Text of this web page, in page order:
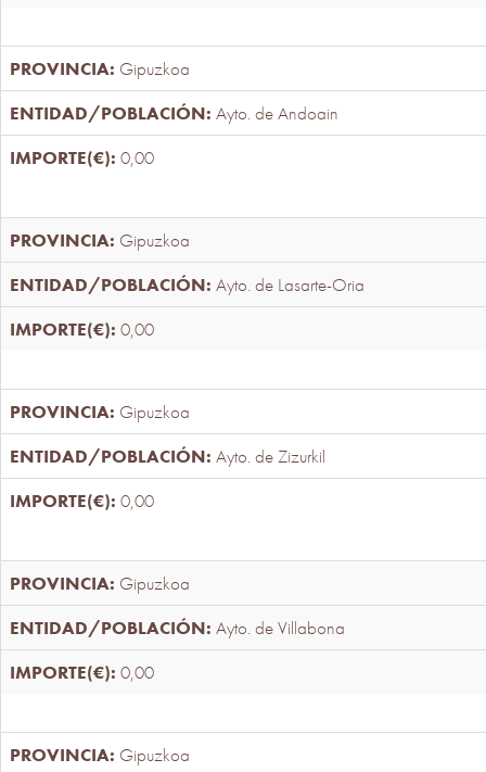
Gipuzkoa
Ayto. de Andoain
0,00
Gipuzkoa
Ayto. de Lasarte-Oria
0,00
Gipuzkoa
Ayto. de Zizurkil
0,00
Gipuzkoa
Ayto. de Villabona
0,00
Gipuzkoa